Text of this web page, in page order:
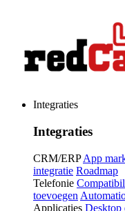
Integraties
Integraties
CRM/ERP App
integratie Roadmap
Telefonie
toevoegen
Applicaties Desktop